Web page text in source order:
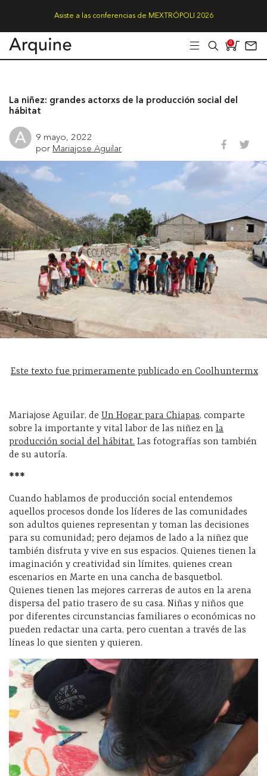
Asiste a las conferencias de MEXTRÓPOLI 2026
0
La niñez: grandes actorxs de la producción social del
hábitat
9 mayo, 2022
por Mariajose Aguilar
Este texto fue primeramente publicado en Coolhuntermx
Mariajose Aguilar, de Un Hogar para Chiapas, comparte
sobre la importante y vital labor de las niñez en la
producción social del hábitat. Las fotografías son también
de su autoría.
***
Cuando hablamos de producción social entendemos
aquellos procesos donde los líderes de las comunidades
son adultos quienes representan y toman las decisiones
para su comunidad; pero dejamos de lado a la niñez que
también disfruta y vive en sus espacios. Quienes tienen la
imaginación y creatividad sin límites, quienes crean
escenarios en Marte en una cancha de basquetbol.
Quienes tienen las mejores carreras de autos en la arena
dispersa del patio trasero de su casa. Niñas y niños que
por diferentes circunstancias familiares o económicas no
pueden redactar una carta, pero cuentan a través de las
líneas lo que sienten y quieren.